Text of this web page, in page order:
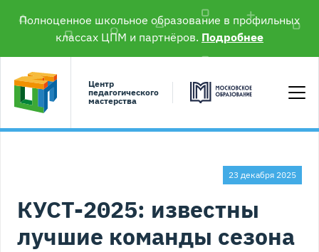
Полноценное школьное образование в профильных
классах ЦПМ и партнёров. Подробнее
Центр
педагогического
мастерства
23 декабря 2025
КУСТ-2025: известны
лучшие команды сезона